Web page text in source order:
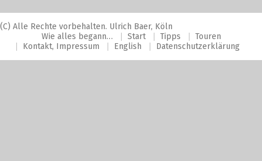
(C) Alle Rechte vorbehalten. Ulrich Baer, Köln
Wie alles begann…
Start Tipps
Touren
Kontakt, Impressum
English Datenschutzerklärung